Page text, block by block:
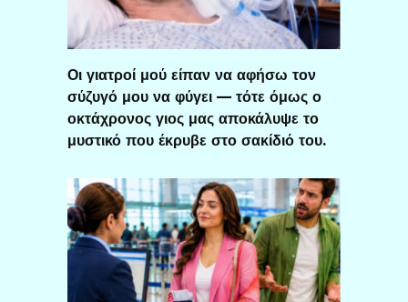
Οι γιατροί μού είπαν να αφήσω τον
σύζυγό μου να φύγει — τότε όμως ο
οκτάχρονος γιος μας αποκάλυψε το
μυστικό που έκρυβε στο σακίδιό του.